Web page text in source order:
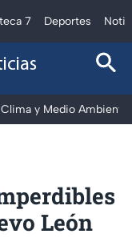
7 Deportes
Clima y Medio Ambiente
León